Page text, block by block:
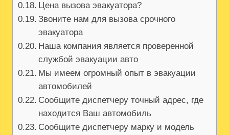
Цена вызова эвакуатора?
Звоните нам для вызова срочного
эвакуатора
Наша компания является проверенной
службой эвакуации авто
Мы имеем огромный опыт в эвакуации
автомобилей
Сообщите диспетчеру точный адрес, где
находится Ваш автомобиль
Сообщите диспетчеру марку и модель